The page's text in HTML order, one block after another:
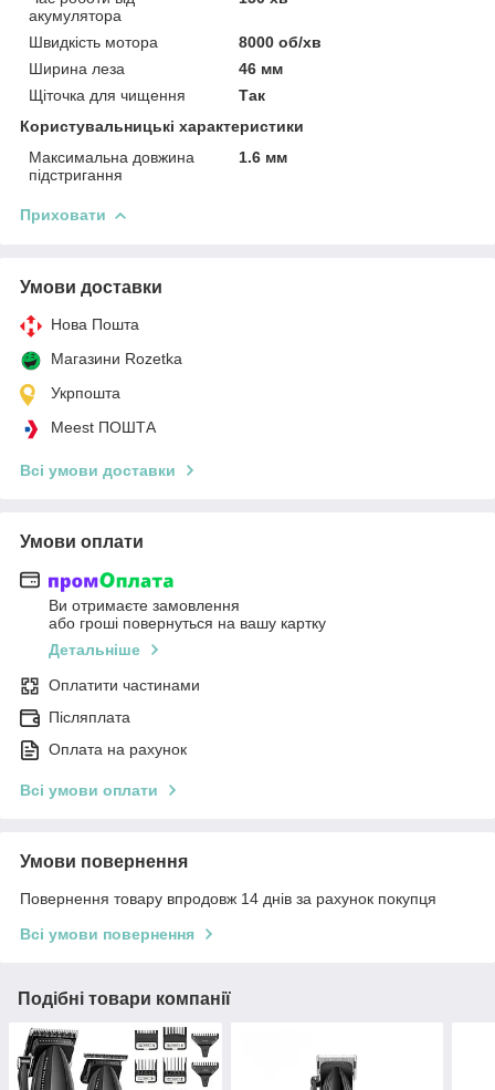
акумулятора
Швидкість мотора
8000 об/хв
Ширина леза
46 мм
Щіточка для чищення
Так
Користувальницькі характеристики
Максимальна довжина
підстригання
1.6 мм
Приховати
Умови доставки
Нова Пошта
Магазини Rozetka
Укрпошта
Meest ПОШТА
Всі умови доставки
Умови оплати
Ви отримаєте замовлення
або гроші повернуться на вашу картку
Детальніше
Оплатити частинами
Післяплата
Оплата на рахунок
Всі умови оплати
Умови повернення
Повернення товару впродовж 14 днів за рахунок покупця
Всі умови повернення
Подібні товари компанії